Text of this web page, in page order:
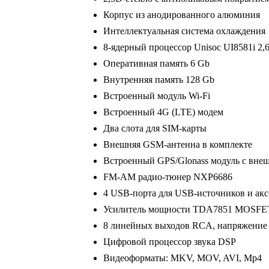
Корпус из анодированного алюминия
Интеллектуальная система охлаждения
8-ядерный процессор Unisoc UI8581i
Оперативная память 6 Gb
Внутренняя память 128 Gb
Встроенный модуль Wi-Fi
Встроенный 4G (LTE) модем
Два слота для SIM-карты
Внешняя GSM-антенна в комплекте
Встроенный GPS/Glonass модуль с
FM-AM радио-тюнер NXP6686
4 USB-порта для USB-источников и
Усилитель мощности TDA7851
8 линейных выходов RCA,
Цифровой процессор звука DSP
Видеоформаты: MKV, MOV, AVI, Mp4